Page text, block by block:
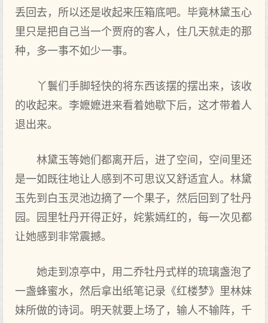
丢回去，所以还是收起来压箱底吧。毕竟林黛玉心
里只是把自己当一个贾府的客人，住几天就走的那
种，多一事不如少一事。
丫鬟们手脚轻快的将东西该摆的摆出来，该收
的收起来。李嬷嬷进来看着她歇下后，这才带着人
退出来。
林黛玉等她们都离开后，进了空间，空间里还
是一如既往地让人感到不可思议又舒适宜人。林黛
玉先到白玉灵池边摘了一个果子，然后回到了牡丹
园。园里牡丹开得正好，姹紫嫣红的，每一次见都
让她感到非常震撼。
她走到凉亭中，用二乔牡丹式样的琉璃盏泡了
一盏蜂蜜水，然后拿出纸笔记录《红楼梦》里林妹
妹所做的诗词。明天就要上场了，输人不输阵，千